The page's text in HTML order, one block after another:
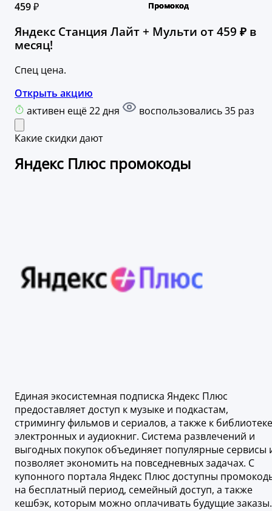
459 ₽
Яндекс Станция Лайт + Мульти от 459 ₽ в
месяц!
Спец цена.
Открыть акцию
активен ещё 22 дня
воспользовались 35 раз
Какие скидки дают
Яндекс Плюс промокоды
Единая экосистемная подписка Яндекс Плюс
предоставляет доступ к музыке и подкастам,
стримингу фильмов и сериалов, а также к библиотеке
электронных и аудиокниг. Система развлечений и
выгодных покупок объединяет популярные сервисы
позволяет экономить на повседневных задачах. С
купонного портала Яндекс Плюс доступны
на бесплатный период, семейный доступ, а также
кешбэк, которым можно оплачивать будущие заказы.